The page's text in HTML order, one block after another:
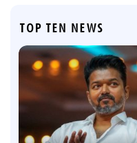
TOP TEN NEWS